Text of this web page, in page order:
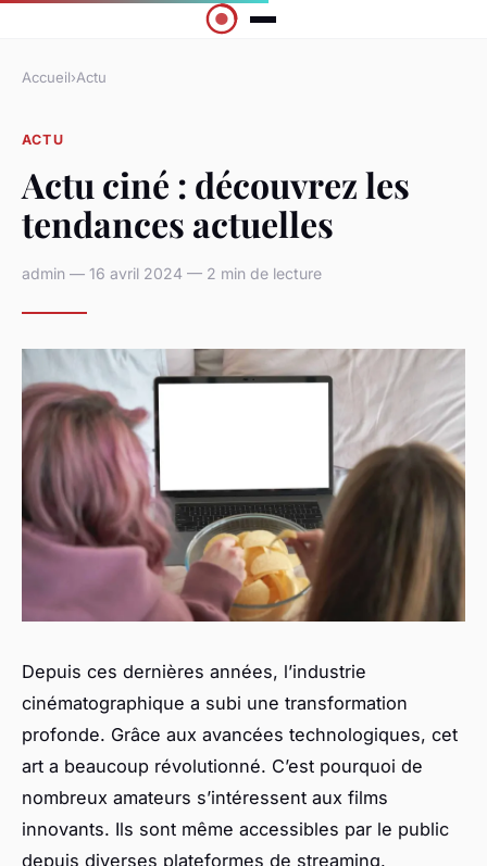
Accueil›Actu
ACTU
Actu ciné : découvrez les
tendances actuelles
admin — 16 avril 2024 — 2 min de lecture
Depuis ces dernières années, l’industrie
cinématographique a subi une transformation
profonde. Grâce aux avancées technologiques, cet
art a beaucoup révolutionné. C’est pourquoi de
nombreux amateurs s’intéressent aux films
innovants. Ils sont même accessibles par le public
depuis diverses plateformes de streaming.